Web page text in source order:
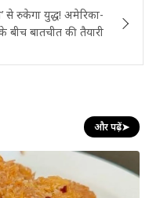
से रुकेगा युद्ध! अमेरिका-
बीच बातचीत की तैयारी
और पढ़ें➤